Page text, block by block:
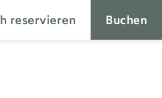
reservieren Buchen